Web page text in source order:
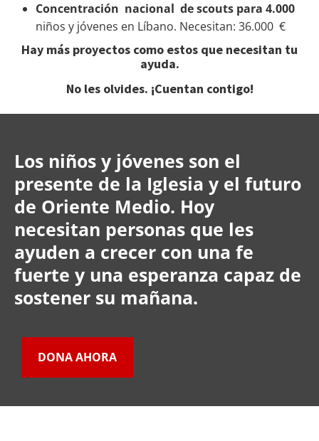
Concentración nacional de scouts para 4.000
niños y jóvenes en Líbano. Necesitan: 36.000 €
Hay más proyectos como estos que necesitan tu
ayuda.
No les olvides. ¡Cuentan contigo!
Los niños y jóvenes son el
presente de la Iglesia y el futuro
de Oriente Medio. Hoy
necesitan personas que les
ayuden a crecer con una fe
fuerte y una esperanza capaz de
sostener su mañana.
DONA AHORA